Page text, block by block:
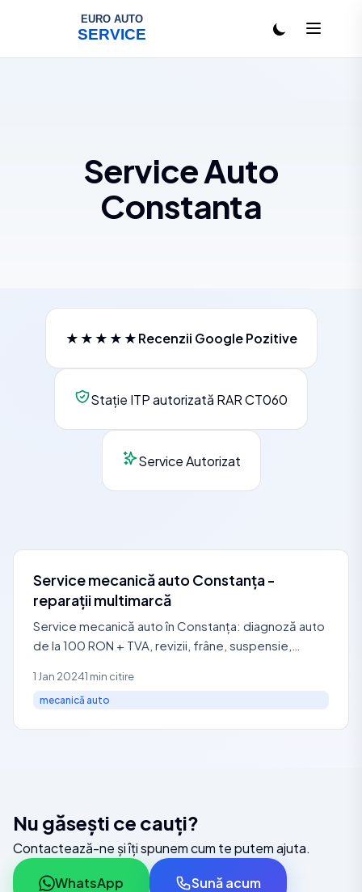
Service Auto
Constanta
★★★★★Recenzii Google Pozitive
Stație ITP autorizată RAR CT060
Service Autorizat
Service mecanică auto Constanța -
reparații multimarcă
Service mecanică auto în Constanța: diagnoză auto
de la 100 RON + TVA, revizii, frâne, suspensie,
1 Jan 20241 min citire
mecanică auto
Nu găsești ce cauți?
Contactează-ne și îți spunem cum te putem ajuta.
WhatsApp Sună acum